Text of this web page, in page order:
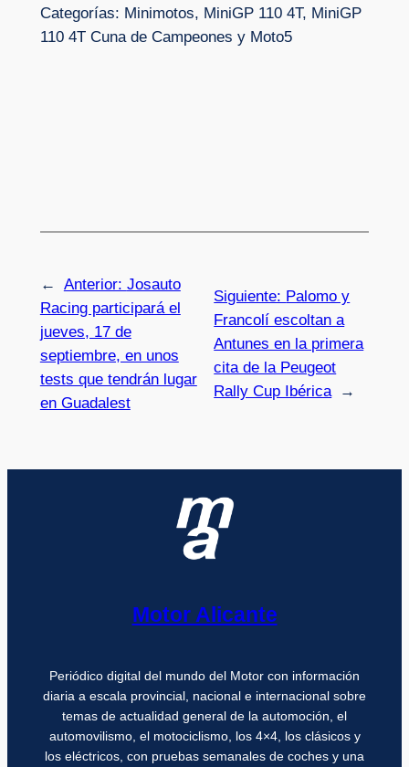
Categorías: Minimotos, MiniGP 110 4T, MiniGP
110 4T Cuna de Campeones y Moto5
← Anterior: Josauto
Racing participará el
jueves, 17 de
septiembre, en unos
tests que tendrán lugar
en Guadalest
Siguiente: Palomo y
Francolí escoltan a
Antunes en la primera
cita de la Peugeot
Rally Cup Ibérica
→
Motor Alicante
Periódico digital del mundo del Motor con información
diaria a escala provincial, nacional e internacional sobre
temas de actualidad general de la automoción, el
automovilismo, el motociclismo, los 4×4, los clásicos y
los eléctricos, con pruebas semanales de coches y una